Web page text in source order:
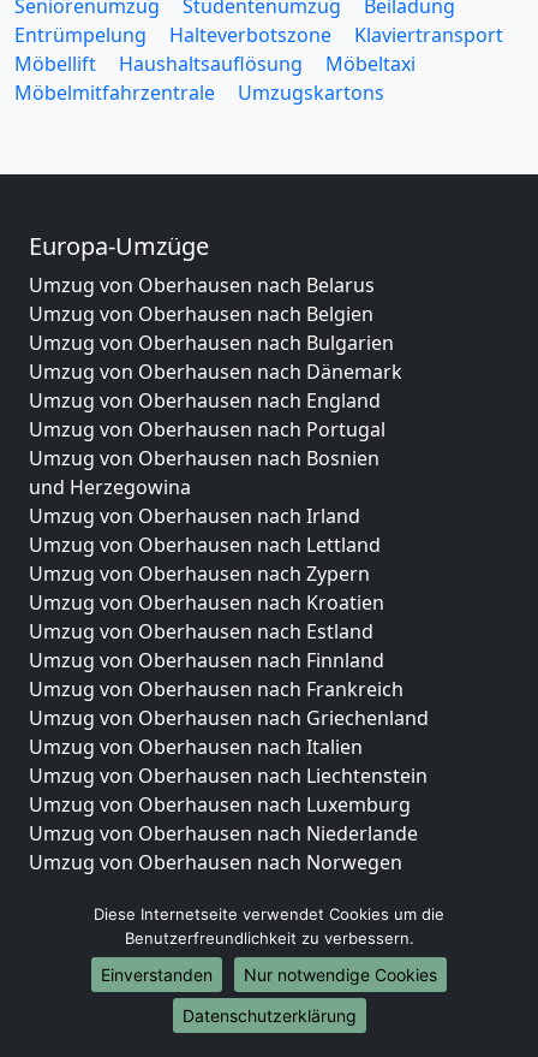
Seniorenumzug
Studentenumzug
Beiladung
Entrümpelung
Halteverbotszone
Klaviertransport
Möbellift
Haushaltsauflösung
Möbeltaxi
Möbelmitfahrzentrale
Umzugskartons
Europa-Umzüge
Umzug von Oberhausen nach Belarus
Umzug von Oberhausen nach Belgien
Umzug von Oberhausen nach Bulgarien
Umzug von Oberhausen nach Dänemark
Umzug von Oberhausen nach England
Umzug von Oberhausen nach Portugal
Umzug von Oberhausen nach Bosnien
und Herzegowina
Umzug von Oberhausen nach Irland
Umzug von Oberhausen nach Lettland
Umzug von Oberhausen nach Zypern
Umzug von Oberhausen nach Kroatien
Umzug von Oberhausen nach Estland
Umzug von Oberhausen nach Finnland
Umzug von Oberhausen nach Frankreich
Umzug von Oberhausen nach Griechenland
Umzug von Oberhausen nach Italien
Umzug von Oberhausen nach Liechtenstein
Umzug von Oberhausen nach Luxemburg
Umzug von Oberhausen nach Niederlande
Umzug von Oberhausen nach Norwegen
Umzüge-Deutschlandweit
Umzug von Oberhausen nach Berlin
Umzug von Oberhausen nach Hamburg
Umzug von Oberhausen nach München
Umzug von Oberhausen nach Köln
Diese Internetseite verwendet Cookies um die
Benutzerfreundlichkeit zu verbessern.
Einverstanden
Nur notwendige Cookies
Datenschutzerklärung